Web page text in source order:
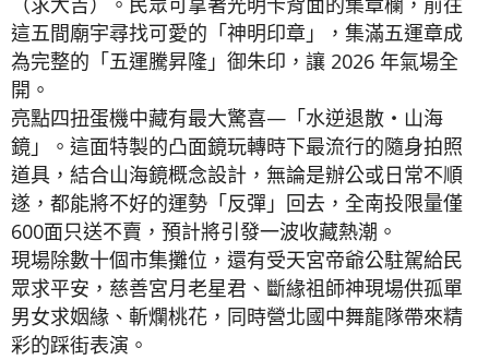
這五間廟宇尋找可愛的「神明印章」，集滿五運章成
為完整的「五運騰昇隆」御朱印，讓 2026 年氣場全
開。
亮點四扭蛋機中藏有最大驚喜—「水逆退散・山海
鏡」。這面特製的凸面鏡玩轉時下最流行的隨身拍照
道具，結合山海鏡概念設計，無論是辦公或日常不順
遂，都能將不好的運勢「反彈」回去，全南投限量僅
600面只送不賣，預計將引發一波收藏熱潮。
現場除數十個市集攤位，還有受天宮帝爺公駐駕給民
眾求平安，慈善宮月老星君、斷緣祖師神現場供孤單
男女求姻緣、斬爛桃花，同時營北國中舞龍隊帶來精
彩的踩街表演。